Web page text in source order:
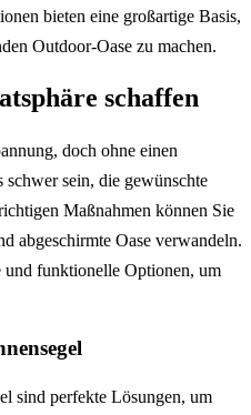
bieten eine großartige Basis,
Outdoor-Oase zu machen.
schaffen
doch ohne einen
schwer sein, die gewünschte
Maßnahmen können Sie
abgeschirmte Oase verwandeln.
funktionelle Optionen, um
sind perfekte Lösungen, um